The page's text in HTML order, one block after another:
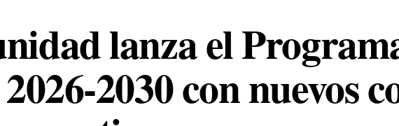
lanza el
2030 con nuevos